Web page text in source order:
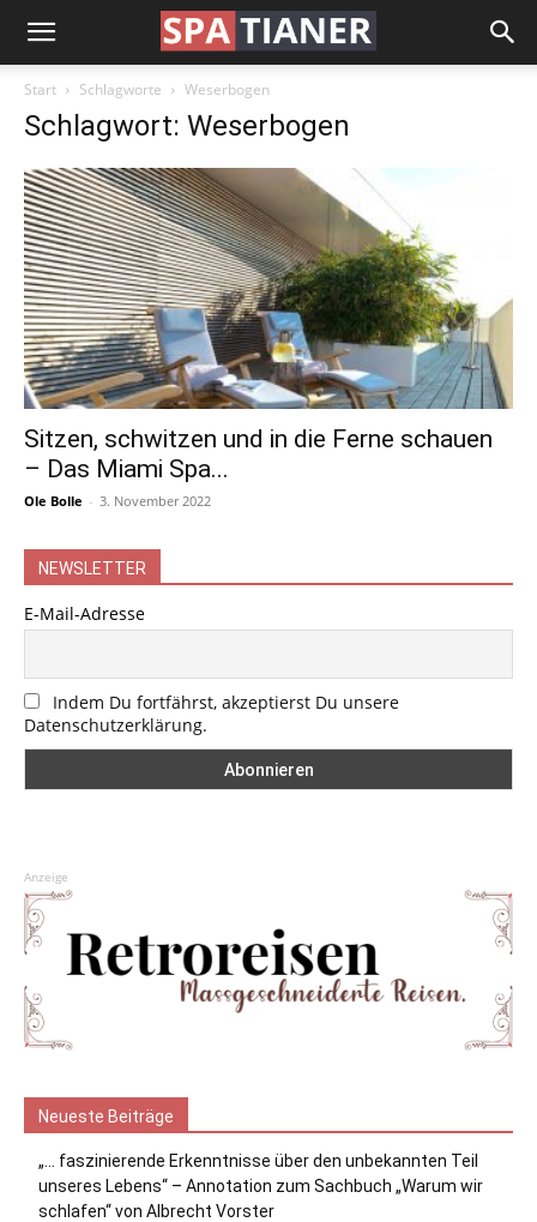
Start Schlagworte Weserbogen
Schlagwort: Weserbogen
Sitzen, schwitzen und in die Ferne schauen
– Das Miami Spa...
Ole Bolle - 3. November 2022
NEWSLETTER
E-Mail-Adresse
Indem Du fortfährst, akzeptierst Du unsere
Datenschutzerklärung.
Anzeige
Neueste Beiträge
„… faszinierende Erkenntnisse über den unbekannten Teil
unseres Lebens“ – Annotation zum Sachbuch „Warum wir
schlafen“ von Albrecht Vorster